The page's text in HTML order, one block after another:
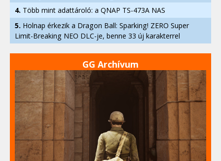
4. Több mint adattároló: a QNAP TS-473A NAS
5. Holnap érkezik a Dragon Ball: Sparking! ZERO Super
Limit-Breaking NEO DLC-je, benne 33 új karakterrel
GG Archívum